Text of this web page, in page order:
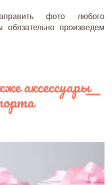
фото любого
произведем
аксессуары